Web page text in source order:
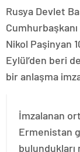
Rusya Devlet
Nikol Paşinyan
Eylül’den beri
bir anlaşma
İmzalanan
Ermenistan
bulundukları